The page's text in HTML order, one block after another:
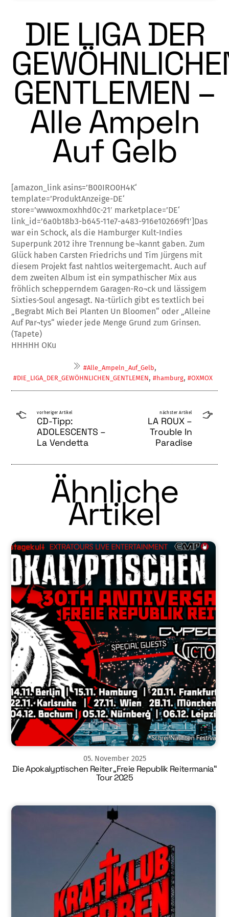
DIE LIGA DER
GENTLEMEN –
Alle Ampeln
Auf Gelb
[amazon_link asins=’B00IRO0H4K‘
template=’ProduktAnzeige-DE‘
store=’wwwoxmoxhhd0c-21′ marketplace=’DE‘
link_id=’6a0b18b3-b645-11e7-a483-916e102669f1′]Das
war ein Schock, als die Hamburger Kult-Indies
Superpunk 2012 ihre Trennung be¬kannt gaben. Zum
Glück haben Carsten Friedrichs und Tim Jürgens mit
diesem Projekt fast nahtlos weitergemacht. Auch auf
dem zweiten Album ist ein sympathischer Mix aus
fröhlich schepperndem Garagen-Ro¬ck und lässigem
Sixties-Soul angesagt. Na-türlich gibt es textlich bei
„Begrabt Mich Bei Planten Un Bloomen“ oder „Alleine
Auf Par¬tys“ wieder jede Menge Grund zum Grinsen.
(Tapete)
HHHHH OKu
#Alle_Ampeln_Auf_Gelb,
#DIE_LIGA_DER_GEWÖHNLICHEN_GENTLEMEN, #hamburg, #OXMOX
vorheriger Artikel
CD-Tipp:
ADOLESCENTS –
La Vendetta
nächster Artikel
LA ROUX –
Trouble In
Paradise
Ähnliche
Artikel
05. November 2025
Die Apokalyptischen Reiter „Freie Republik Reitermania“
Tour 2025